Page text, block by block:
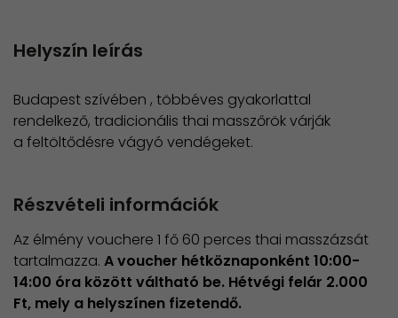
Helyszín leírás
Budapest szívében , többéves gyakorlattal
rendelkező, tradicionális thai masszőrök várják
a feltöltődésre vágyó vendégeket.
Részvételi információk
Az élmény vouchere 1 fő 60 perces thai masszázsát
tartalmazza. A voucher hétköznaponként 10:00-
14:00 óra között váltható be. Hétvégi felár 2.000
Ft, mely a helyszínen fizetendő.